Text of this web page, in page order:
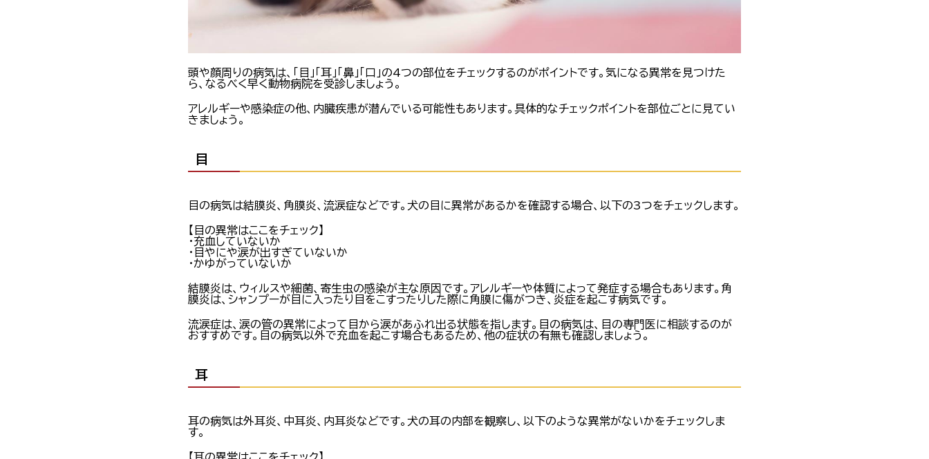
頭や顔周りの病気は、「目」「耳」「鼻」「口」の4つの部位をチェックするのがポイントです。気になる異常を見つけた
ら、なるべく早く動物病院を受診しましょう。
アレルギーや感染症の他、内臓疾患が潜んでいる可能性もあります。具体的なチェックポイントを部位ごとに見てい
きましょう。
目
目の病気は結膜炎、角膜炎、流涙症などです。犬の目に異常があるかを確認する場合、以下の3つをチェックします。
【目の異常はここをチェック】
・充血していないか
・目やにや涙が出すぎていないか
・かゆがっていないか
結膜炎は、ウィルスや細菌、寄生虫の感染が主な原因です。アレルギーや体質によって発症する場合もあります。角
膜炎は、シャンプーが目に入ったり目をこすったりした際に角膜に傷がつき、炎症を起こす病気です。
流涙症は、涙の管の異常によって目から涙があふれ出る状態を指します。目の病気は、目の専門医に相談するのが
おすすめです。目の病気以外で充血を起こす場合もあるため、他の症状の有無も確認しましょう。
耳
耳の病気は外耳炎、中耳炎、内耳炎などです。犬の耳の内部を観察し、以下のような異常がないかをチェックしま
す。